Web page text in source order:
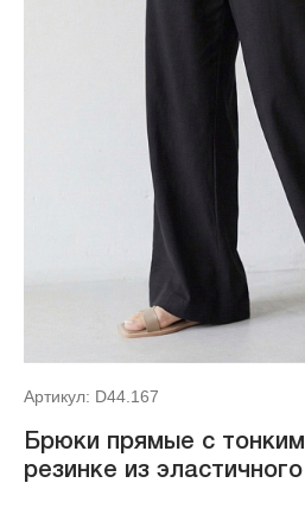
Артикул: D44.167
Брюки прямые с
резинке из